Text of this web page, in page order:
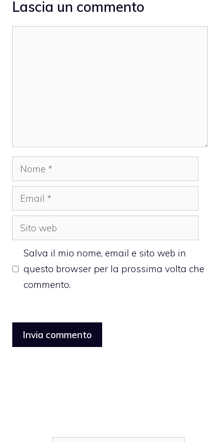
Lascia un commento
Nome
Email
Sito
web
Salva il mio nome, email e sito web in
questo browser per la prossima volta che
commento.